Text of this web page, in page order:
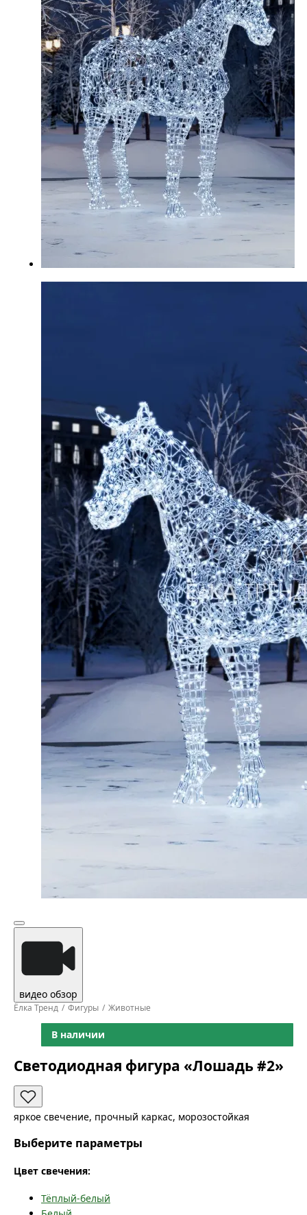
видео обзор
Ёлка Тренд Фигуры Животные
В наличии
Светодиодная фигура «Лошадь #2»
яркое свечение, прочный каркас, морозостойкая
Выберите параметры
Цвет свечения:
Тёплый-белый